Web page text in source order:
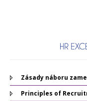
Zásady náboru
Principles of